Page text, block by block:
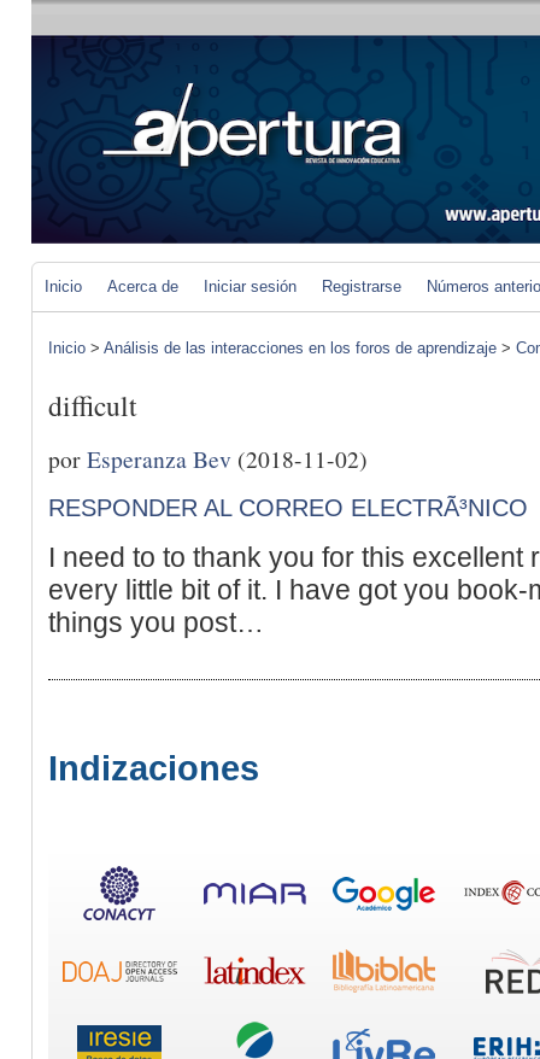
Inicio Acerca de Iniciar sesión Registrarse Números
Inicio > Análisis de las interacciones en los foros de aprendizaje >
difficult
porEsperanza Bev (2018-11-02)
RESPONDER AL CORREO ELECTRÃ³NICO
I need to to thank you for this excellent
every little bit of it. I have got you
things you post…
Indizaciones